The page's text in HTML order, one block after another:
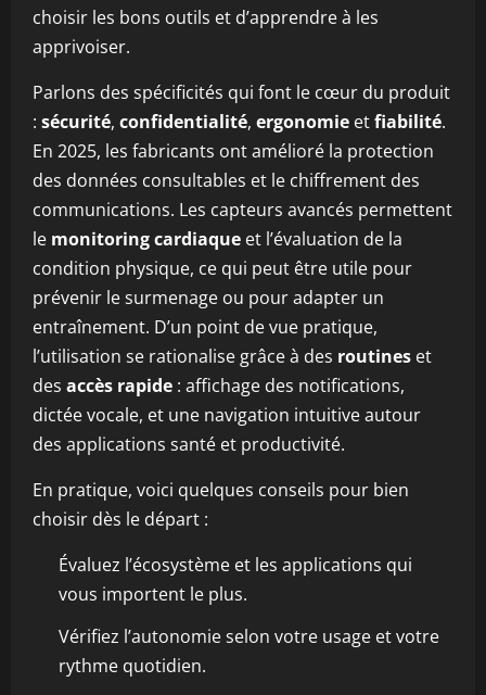
choisir les bons outils et d’apprendre à les
apprivoiser.
Parlons des spécificités qui font le cœur du produit
: sécurité, confidentialité, ergonomie etfiabilité.
En 2025, les fabricants ont amélioré la protection
des données consultables et le chiffrement des
communications. Les capteurs avancés permettent
le monitoring cardiaque et l’évaluation de la
condition physique, ce qui peut être utile pour
prévenir le surmenage ou pour adapter un
entraînement. D’un point de vue pratique,
l’utilisation se rationalise grâce à des routines et
des accès rapide : affichage des notifications,
dictée vocale, et une navigation intuitive autour
des applications santé et productivité.
En pratique, voici quelques conseils pour bien
choisir dès le départ :
Évaluez l’écosystème et les applications qui
vous importent le plus.
Vérifiez l’autonomie selon votre usage et votre
rythme quotidien.